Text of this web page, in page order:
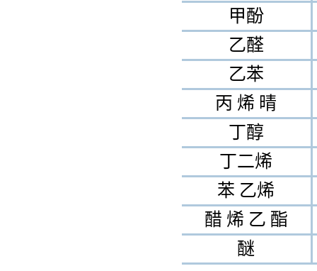
甲酚
乙醛
乙苯
丙 烯 晴
丁醇
丁二烯
苯 乙烯
醋 烯 乙 酯
醚